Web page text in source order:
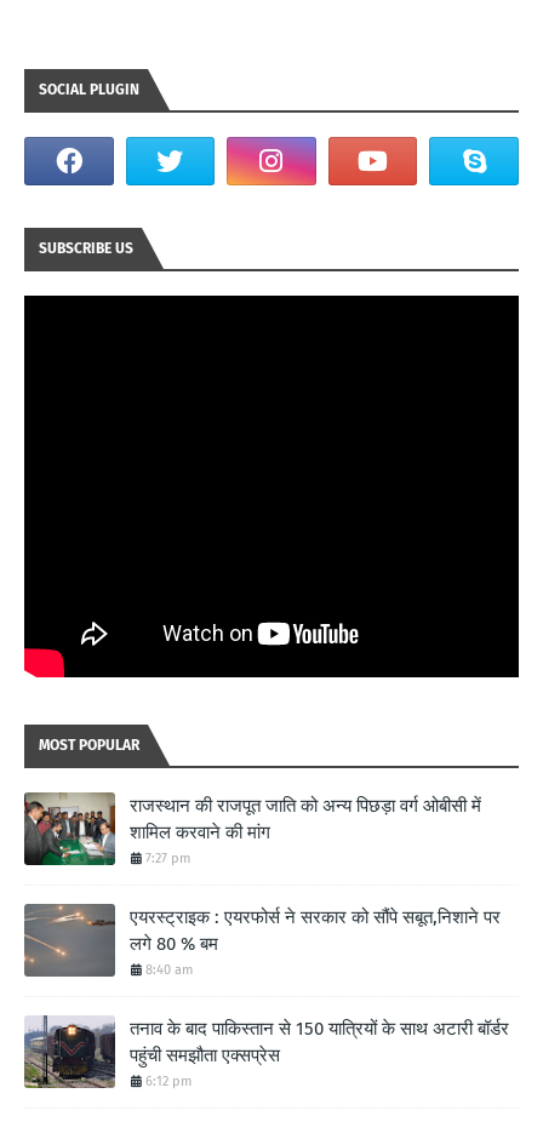
SOCIAL PLUGIN
SUBSCRIBE US
MOST POPULAR
राजस्थान की राजपूत जाति को अन्य पिछड़ा वर्ग ओबीसी में
शामिल करवाने की मांग
7:27 pm
एयरस्ट्राइक : एयरफोर्स ने सरकार को सौंपे सबूत,निशाने पर
लगे 80 % बम
8:40 am
तनाव के बाद पाकिस्तान से 150 यात्रियों के साथ अटारी बॉर्डर
पहुंची समझौता एक्सप्रेस
6:12 pm